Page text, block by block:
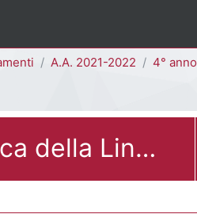
A.A. 2021-2022 4° anno
Didattica della Letteratura e Didattica della Lingua Italiana come L2 con Laboratorio